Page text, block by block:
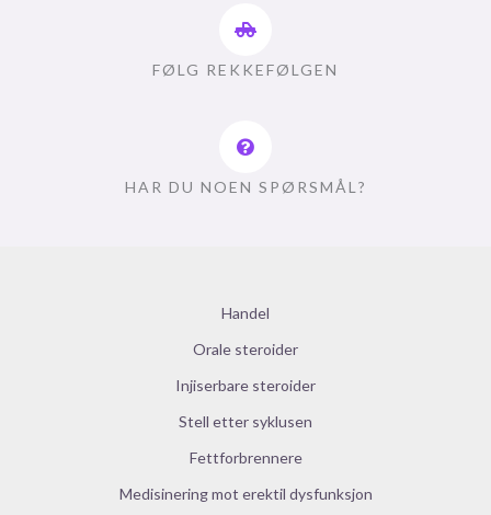
FØLG REKKEFØLGEN
HAR DU NOEN SPØRSMÅL?
Handel
Orale steroider
Injiserbare steroider
Stell etter syklusen
Fettforbrennere
Medisinering mot erektil dysfunksjon